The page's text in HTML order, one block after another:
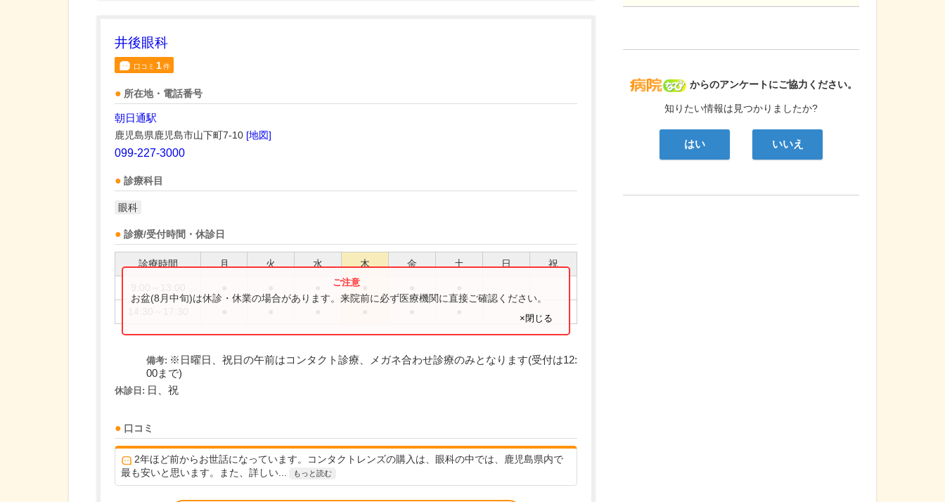
井後眼科
口コミ 1件
所在地・電話番号
朝日通駅
鹿児島県鹿児島市山下町7-10 [地図]
099-227-3000
診療科目
眼科
診療/受付時間・休診日
診療時間 月 火 水 木 金 土 日 祝
お盆(8月中旬)は休診・休業の場合があります。来院前に必ず医療機関に直接ご確認ください。
×閉じる
備考: ※日曜日、祝日の午前はコンタクト診療、メガネ合わせ診療のみとなります(受付は12:
00まで)
休診日: 日、祝
口コミ
2年ほど前からお世話になっています。コンタクトレンズの購入は、眼科の中では、鹿児島県内で
最も安いと思います。また、詳しい...
もっと読む
病院なび
からのアンケートにご協力ください。
知りたい情報は見つかりましたか?
はい いいえ